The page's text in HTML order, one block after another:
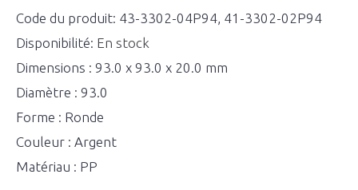
Code du produit: 43-3302-04P94, 41-3302-02P94
Disponibilité: En stock
Dimensions : 93.0 x 93.0 x 20.0 mm
Diamètre : 93.0
Forme : Ronde
Couleur : Argent
Matériau : PP